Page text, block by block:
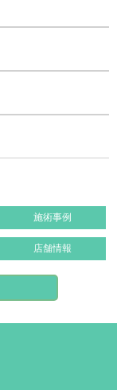
施術事例
店舗情報